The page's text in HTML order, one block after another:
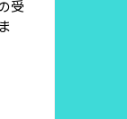
受